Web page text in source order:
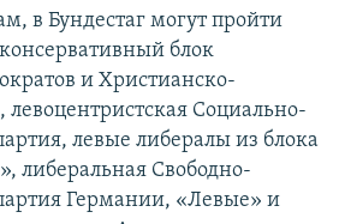
в Бундестаг могут пройти
блок
и Христианско-
левоцентристская Социально-
левые либералы из блока
либеральная Свободно-
Германии, «Левые» и